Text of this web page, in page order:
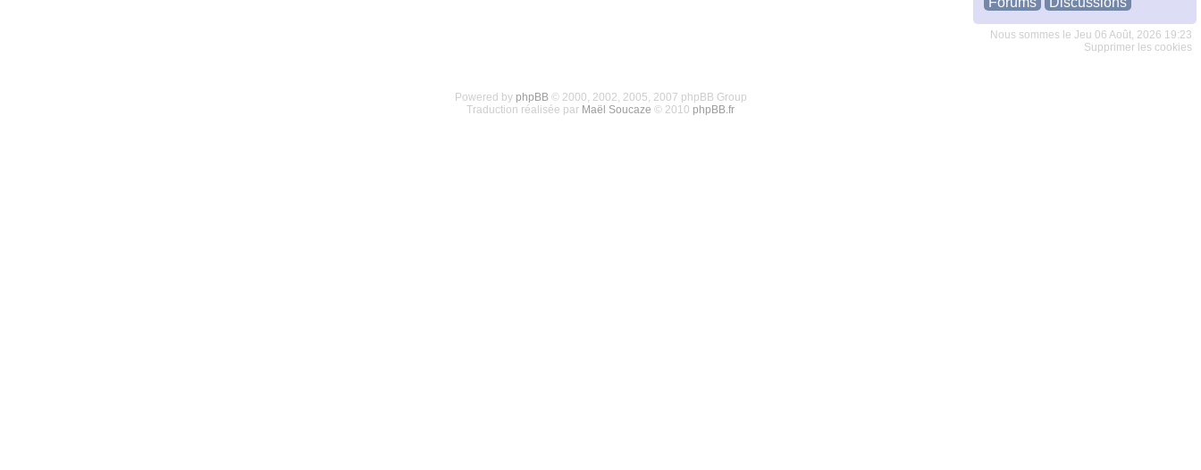
Nous sommes le Jeu 06 Août, 2026 19:23
Supprimer les cookies
Powered by phpBB© 2000, 2002, 2005, 2007 phpBB Group
Traduction réalisée par Maël Soucaze © 2010 phpBB.fr